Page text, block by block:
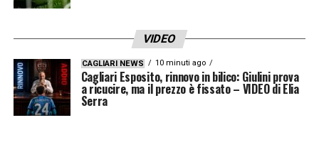
VIDEO
CAGLIARI NEWS 10 minuti ago
Cagliari Esposito, rinnovo in bilico: Giulini prova
a ricucire, ma il prezzo è fissato – VIDEO di Elia
Serra